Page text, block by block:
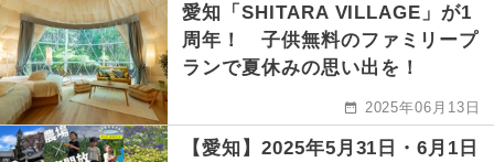
愛知「SHITARA VILLAGE」が1
周年！ 子供無料のファミリープ
ランで夏休みの思い出を！
2025年06月13日
【愛知】2025年5月31日・6月1日